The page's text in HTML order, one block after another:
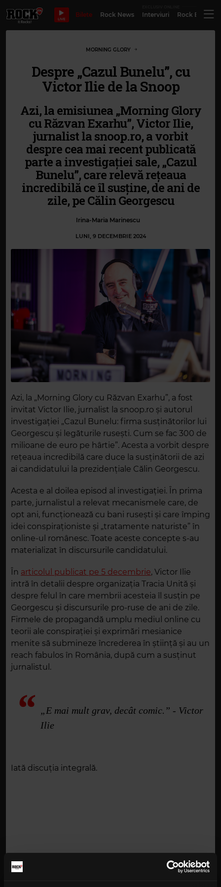
LIVE
Bilete Rock News Interviuri Rock
MORNING GLORY
Despre „Cazul Bunelu”, cu
Victor Ilie de la Snoop
Azi, la emisiunea „Morning Glory
cu Răzvan Exarhu”, Victor Ilie,
jurnalist la snoop.ro, a vorbit
despre cea mai recent publicată
parte a investigației sale, „Cazul
Bunelu”, care relevă rețeaua
incredibilă ce îl susține, de ani de
zile, pe Călin Georgescu
Irina-Maria Marinescu
LUNI, 9 DECEMBRIE 2024
Azi, la „Morning Glory cu Răzvan Exarhu”, a fost
invitat Victor Ilie, jurnalist la snoop.ro și autorul
investigației „Cazul Bunelu: firma susținătorilor lui
Georgescu și legăturile rusești. Cum se fac 300 de
milioane de euro pe hârtie”. Acesta a vorbit despre
rețeaua incredibilă care duce la susținătorii de azi
ai candidatului la prezidențiale Călin Georgescu.
Acesta e al doilea episod al investigației. În prima
parte, jurnalistul a relevat mecanismele care, de
opt ani, funcționează cu bani rusești și care împing
idei conspiraționiste și „tratamente naturiste” în
online-ul românesc. Toate aceste concepte s-au
materializat în discursurile candidatului.
În articolul publicat pe 5 decembrie, Victor Ilie
intră în detalii despre organizația Tracia Unită și
despre felul în care membrii acesteia îl susțin pe
Georgescu și discursurile pro-ruse de ani de zile.
Firmele de propagandă umplu mediul online cu
teorii ale conspirației și exprimări mesianice
menite să submineze încrederea în știință și au un
reach fabulos în România, după cum a susținut
jurnalistul.
„E mai mult grav, decât comic.” - Victor
Ilie
Iată discuția integrală.